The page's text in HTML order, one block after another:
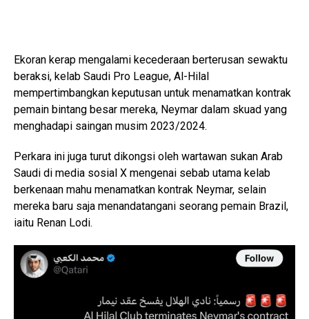
Ekoran kerap mengalami kecederaan berterusan sewaktu
beraksi, kelab Saudi Pro League, Al-Hilal
mempertimbangkan keputusan untuk menamatkan kontrak
pemain bintang besar mereka, Neymar dalam skuad yang
menghadapi saingan musim 2023/2024.
Perkara ini juga turut dikongsi oleh wartawan sukan Arab
Saudi di media sosial X mengenai sebab utama kelab
berkenaan mahu menamatkan kontrak Neymar, selain
mereka baru saja menandatangani seorang pemain Brazil,
iaitu Renan Lodi.